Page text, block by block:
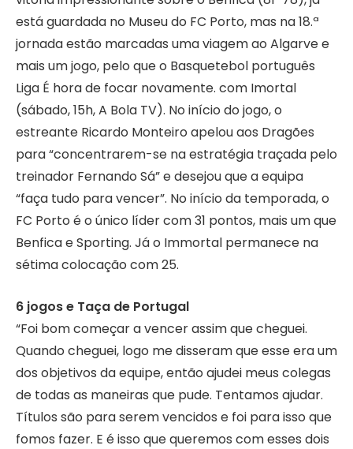
está guardada no Museu do FC Porto, mas na 18.ª
jornada estão marcadas uma viagem ao Algarve e
mais um jogo, pelo que o Basquetebol português
Liga É hora de focar novamente. com Imortal
(sábado, 15h, A Bola TV). No início do jogo, o
estreante Ricardo Monteiro apelou aos Dragões
para “concentrarem-se na estratégia traçada pelo
treinador Fernando Sá” e desejou que a equipa
“faça tudo para vencer”. No início da temporada, o
FC Porto é o único líder com 31 pontos, mais um que
Benfica e Sporting. Já o Immortal permanece na
sétima colocação com 25.
6 jogos e Taça de Portugal
“Foi bom começar a vencer assim que cheguei.
Quando cheguei, logo me disseram que esse era um
dos objetivos da equipe, então ajudei meus colegas
de todas as maneiras que pude. Tentamos ajudar.
Títulos são para serem vencidos e foi para isso que
fomos fazer. E é isso que queremos com esses dois